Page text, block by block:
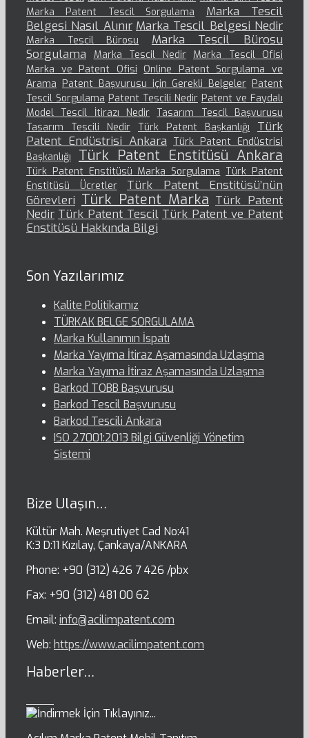
Marka Patent Tescil Sorgulama
Marka Tescil
Belgesi Nasıl Alınır Marka Tescil Belgesi Nedir
Marka Tescil Bürosu
Marka Tescil Bürosu
Sorgulama
Marka Tescil Nedir Marka Tescil Ofisi
Marka ve Patent Ofisi Online Patent Sorgulama ve
Arama Patent Başvurusu için Gerekli Belgeler Patent
Tescil Sorgulama Patent Tescili Nedir Patent ve Faydalı
Model Tescil İtirazı Nedir Tasarım Tescil Başvurusu
Tasarım Tescili Nedir
Türk Patent Başkanlığı
Türk
Patent Endüstrisi Ankara Türk Patent Endüstrisi
Başkanlığı
Türk Patent Enstitüsü Ankara
Türk Patent Enstitüsü Marka Sorgulama Türk Patent
Enstitüsü Ücretler
Türk Patent Enstitüsü’nün
Görevleri Türk Patent Marka Türk Patent
Nedir Türk Patent Tescil Türk Patent ve Patent
Enstitüsü Hakkında Bilgi
Son Yazılarımız
Kalite Politikamız
TÜRKAK BELGE SORGULAMA
Marka Kullanımın İspatı
Marka Yayıma İtiraz Aşamasında Uzlaşma
Marka Yayıma İtiraz Aşamasında Uzlaşma
Barkod TOBB Başvurusu
Barkod Tescil Başvurusu
Barkod Tescili Ankara
ISO 27001:2013 Bilgi Güvenliği Yönetim
Sistemi
Bize Ulaşın…
Kültür Mah. Meşrutiyet Cad No:41
K:3 D:11 Kızılay, Çankaya/ANKARA
Phone: +90 (312) 426 7 426 /pbx
Fax: +90 (312) 481 00 62
Email: info@acilimpatent.com
Web: https://www.acilimpatent.com
Haberler…